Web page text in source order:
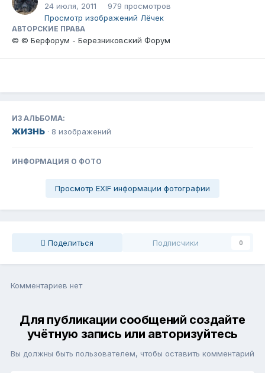
24 июля, 2011
979 просмотров
Просмотр изображений Лёчек
АВТОРСКИЕ ПРАВА
© © Берфорум - Березниковский Форум
ИЗ АЛЬБОМА:
жизнь · 8 изображений
ИНФОРМАЦИЯ О ФОТО
Просмотр EXIF информации фотографии
Поделиться Подписчики 0
Комментариев нет
Для публикации сообщений создайте
учётную запись или авторизуйтесь
Вы должны быть пользователем, чтобы оставить комментарий